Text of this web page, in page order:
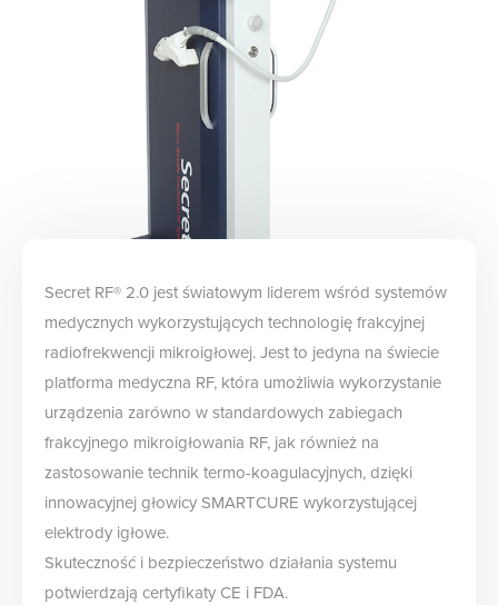
Secret RF® 2.0 jest światowym liderem wśród systemów
medycznych wykorzystujących technologię frakcyjnej
radiofrekwencji mikroigłowej. Jest to jedyna na świecie
platforma medyczna RF, która umożliwia wykorzystanie
urządzenia zarówno w standardowych zabiegach
frakcyjnego mikroigłowania RF, jak również na
zastosowanie technik termo-koagulacyjnych, dzięki
innowacyjnej głowicy SMARTCURE wykorzystującej
elektrody igłowe.
Skuteczność i bezpieczeństwo działania systemu
potwierdzają certyfikaty CE i FDA.